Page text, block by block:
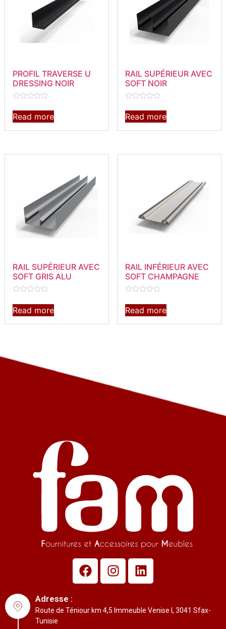
PROFIL TRAVERSE U
DRESSING NOIR
0
out
5
Read more
RAIL SUPÉRIEUR AVEC
SOFT NOIR
0
out
5
Read more
RAIL SUPÉRIEUR AVEC
SOFT GRIS ALU
0
out
5
Read more
RAIL INFÉRIEUR AVEC
SOFT CHAMPAGNE
0
out
5
Read more
Adresse :
Route de Téniour km 4,5 Immeuble Venise I, 3041 Sfax-
Tunisie